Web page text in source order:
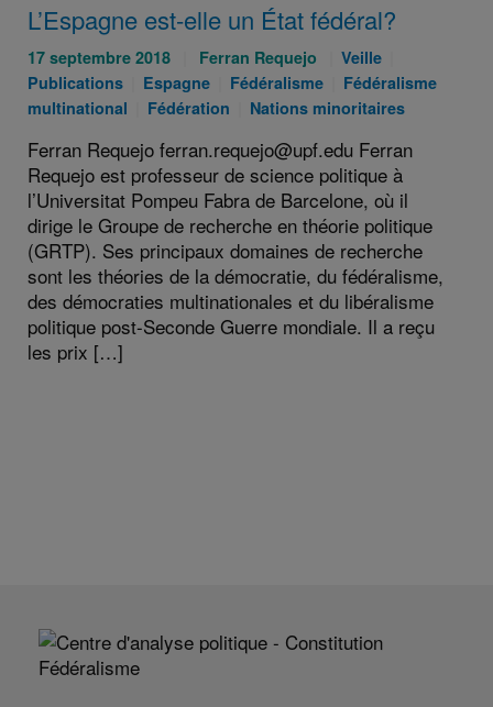
L’Espagne est-elle un État fédéral?
Publié
le
:
17 septembre 2018
Auteurs
:
Ferran Requejo
Catégories
:
Veille
:
Publications
Catégories
Espagne
Catégories
Fédéralisme
Catégories
:
Fédéralisme
multinational
Catégories
Fédération
Catégories
Nations minoritaires
Ferran Requejo ferran.requejo@upf.edu Ferran
Requejo est professeur de science politique à
l’Universitat Pompeu Fabra de Barcelone, où il
dirige le Groupe de recherche en théorie politique
(GRTP). Ses principaux domaines de recherche
sont les théories de la démocratie, du fédéralisme,
des démocraties multinationales et du libéralisme
politique post-Seconde Guerre mondiale. Il a reçu
les prix […]